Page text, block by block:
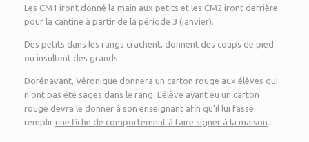
Les CM1 iront donné la main aux petits et les CM2 iront derrière
pour la cantine à partir de la période 3 (janvier).
Des petits dans les rangs crachent, donnent des coups de pied
ou insultent des grands.
Dorénavant, Véronique donnera un carton rouge aux élèves qui
n’ont pas été sages dans le rang. L’élève ayant eu un carton
rouge devra le donner à son enseignant afin qu’il lui fasse
remplir une fiche de comportement à faire signer à la maison.